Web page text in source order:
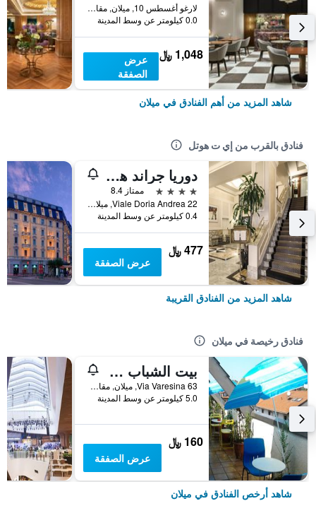
لارغو أغسطس 10, ميلان, مقاطعة ميلانو, إيطاليا
0.0 كيلومتر عن وسط المدينة
1,048 ﷼
عرض
الصفقة
شاهد المزيد من أهم الفنادق في ميلان
فنادق بالقرب من إي ت هوتل
دوريا جراند هوتل
4 نجوم
ممتاز 8.4
Viale Doria Andrea 22, ميلان, مقاطعة ميلانو, إيطاليا
0.4 كيلومتر عن وسط المدينة
477 ﷼
عرض الصفقة
شاهد المزيد من الفنادق القريبة
فنادق رخيصة في ميلان
بيت الشباب ستار
Via Varesina 63, ميلان, مقاطعة ميلانو, إيطاليا
5.0 كيلومتر عن وسط المدينة
160 ﷼
عرض الصفقة
شاهد أرخص الفنادق في ميلان